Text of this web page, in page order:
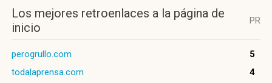
Los mejores retroenlaces a la página de
inicio
PR
perogrullo.com
5
todalaprensa.com
4